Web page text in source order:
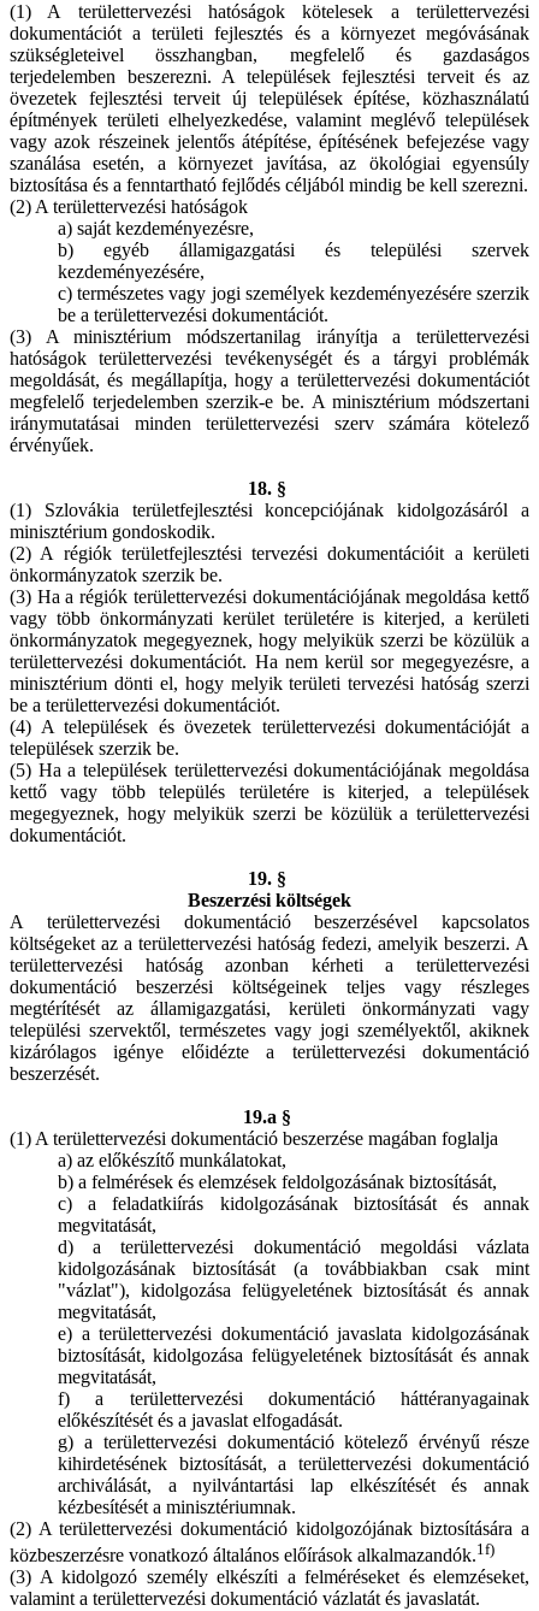
(1) A területtervezési hatóságok kötelesek a területtervezési
dokumentációt a területi fejlesztés és a környezet megóvásának
szükségleteivel összhangban, megfelelő és gazdaságos
terjedelemben beszerezni. A települések fejlesztési terveit és az
övezetek fejlesztési terveit új települések építése, közhasználatú
építmények területi elhelyezkedése, valamint meglévő települések
vagy azok részeinek jelentős átépítése, építésének befejezése vagy
szanálása esetén, a környezet javítása, az ökológiai egyensúly
biztosítása és a fenntartható fejlődés céljából mindig be kell szerezni.
(2) A területtervezési hatóságok
a) saját kezdeményezésre,
b) egyéb államigazgatási és települési szervek
kezdeményezésére,
c) természetes vagy jogi személyek kezdeményezésére szerzik
be a területtervezési dokumentációt.
(3) A minisztérium módszertanilag irányítja a területtervezési
hatóságok területtervezési tevékenységét és a tárgyi problémák
megoldását, és megállapítja, hogy a területtervezési dokumentációt
megfelelő terjedelemben szerzik-e be. A minisztérium módszertani
iránymutatásai minden területtervezési szerv számára kötelező
érvényűek.
18. §
(1) Szlovákia területfejlesztési koncepciójának kidolgozásáról a
minisztérium gondoskodik.
(2) A régiók területfejlesztési tervezési dokumentációit a kerületi
önkormányzatok szerzik be.
(3) Ha a régiók területtervezési dokumentációjának megoldása kettő
vagy több önkormányzati kerület területére is kiterjed, a kerületi
önkormányzatok megegyeznek, hogy melyikük szerzi be közülük a
területtervezési dokumentációt. Ha nem kerül sor megegyezésre, a
minisztérium dönti el, hogy melyik területi tervezési hatóság szerzi
be a területtervezési dokumentációt.
(4) A települések és övezetek területtervezési dokumentációját a
települések szerzik be.
(5) Ha a települések területtervezési dokumentációjának megoldása
kettő vagy több település területére is kiterjed, a települések
megegyeznek, hogy melyikük szerzi be közülük a területtervezési
dokumentációt.
19. §
Beszerzési költségek
A területtervezési dokumentáció beszerzésével kapcsolatos
költségeket az a területtervezési hatóság fedezi, amelyik beszerzi. A
területtervezési hatóság azonban kérheti a területtervezési
dokumentáció beszerzési költségeinek teljes vagy részleges
megtérítését az államigazgatási, kerületi önkormányzati vagy
települési szervektől, természetes vagy jogi személyektől, akiknek
kizárólagos igénye előidézte a területtervezési dokumentáció
beszerzését.
19.a §
(1) A területtervezési dokumentáció beszerzése magában foglalja
a) az előkészítő munkálatokat,
b) a felmérések és elemzések feldolgozásának biztosítását,
c) a feladatkiírás kidolgozásának biztosítását és annak
megvitatását,
d) a területtervezési dokumentáció megoldási vázlata
kidolgozásának biztosítását (a továbbiakban csak mint
"vázlat"), kidolgozása felügyeletének biztosítását és annak
megvitatását,
e) a területtervezési dokumentáció javaslata kidolgozásának
biztosítását, kidolgozása felügyeletének biztosítását és annak
megvitatását,
f) a területtervezési dokumentáció háttéranyagainak
előkészítését és a javaslat elfogadását.
g) a területtervezési dokumentáció kötelező érvényű része
kihirdetésének biztosítását, a területtervezési dokumentáció
archiválását, a nyilvántartási lap elkészítését és annak
kézbesítését a minisztériumnak.
(2) A területtervezési dokumentáció kidolgozójának biztosítására a
közbeszerzésre vonatkozó általános előírások alkalmazandók.1f)
(3) A kidolgozó személy elkészíti a felméréseket és elemzéseket,
valamint a területtervezési dokumentáció vázlatát és javaslatát.